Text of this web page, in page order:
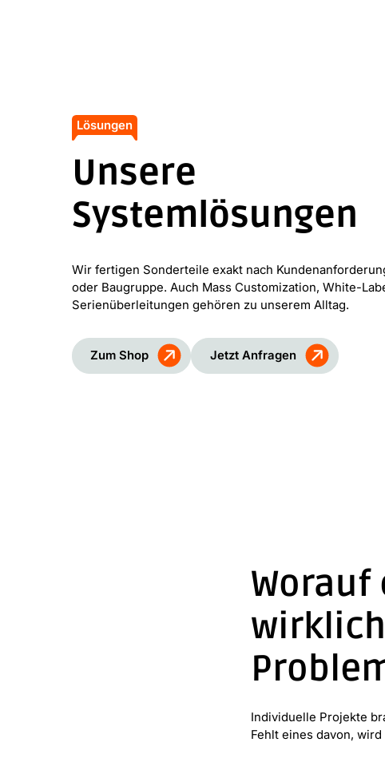
Lösungen
Unsere
Systemlösungen
Wir fertigen Sonderteile exakt nach
oder Baugruppe. Auch Mass Customization, White-
Serienüberleitungen gehören zu unserem Alltag.
Zum Shop Jetzt Anfragen
Worauf
Individuelle Projekte
Fehlt eines davon,